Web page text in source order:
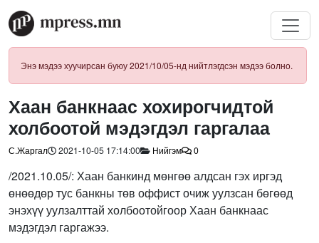
Энэ мэдээ хуучирсан буюу 2021/10/05-нд нийтлэгдсэн мэдээ болно.
Хаан банкнаас хохирогчидтой
холбоотой мэдэгдэл гаргалаа
С.Жаргал 2021-10-05 17:14:00 Нийгэм 0
/2021.10.05/: Хаан банкинд мөнгөө алдсан гэх иргэд
өнөөдөр тус банкны төв оффист очиж уулзсан бөгөөд
энэхүү уулзалттай холбоотойгоор Хаан банкнаас
мэдэгдэл гаргажээ.